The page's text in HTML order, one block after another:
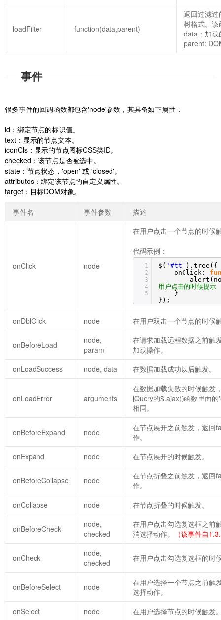
loadFilter function(data,parent)
返回过滤过
树格式。该
data：加载
parent:
事件
很多事件的回调函数都包含'node'参数，其具备如下属性：
id：绑定节点的标识值。
text：显示的节点文本。
iconCls：显示的节点图标CSS类ID。
checked：该节点是否被选中。
state：节点状态，'open' 或 'closed'。
attributes：绑定该节点的自定义属性。
target：目标DOM对象。
事件名 事件参数 描述
onClick node
在用户点击一个节点的时候
代码示例：
1
2
3
4
5
$( '#tt' ).tree({
onClick:
用户点击的时候提示
}
});
onDblClick node 在用户双击一个节点的时候
onBeforeLoad
node,
param
在请求加载远程数据之前触
加载操作。
onLoadSuccess
node, data 在数据加载成功以后触发。
onLoadError arguments
在数据加载失败的时候触发
jQuery的$.ajax()函数里面
相同。
onBeforeExpand node
在节点展开之前触发，返回
作。
onExpand
node 在节点展开的时候触发。
onBeforeCollapse node
在节点折叠之前触发，返回
作。
onCollapse
node 在节点折叠的时候触发。
onBeforeCheck
node,
checked
在用户点击勾选复选框之前
消选择动作。
（该事件自
onCheck
node,
checked
在用户点击勾选复选框的时
onBeforeSelect node
在用户选择一个节点之前触
选择动作。
onSelect
node 在用户选择节点的时候触发